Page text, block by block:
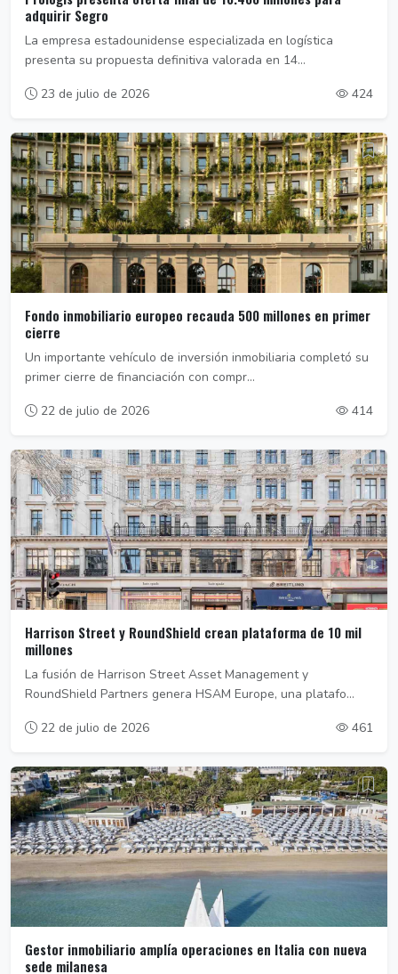
adquirir Segro
La empresa estadounidense especializada en logística
presenta su propuesta definitiva valorada en 14...
23 de julio de 2026
424
Fondo inmobiliario europeo recauda 500 millones en primer
cierre
Un importante vehículo de inversión inmobiliaria completó su
primer cierre de financiación con compr...
22 de julio de 2026
414
Harrison Street y RoundShield crean plataforma de 10 mil
millones
La fusión de Harrison Street Asset Management y
RoundShield Partners genera HSAM Europe, una platafo...
22 de julio de 2026
461
Gestor inmobiliario amplía operaciones en Italia con nueva
sede milanesa